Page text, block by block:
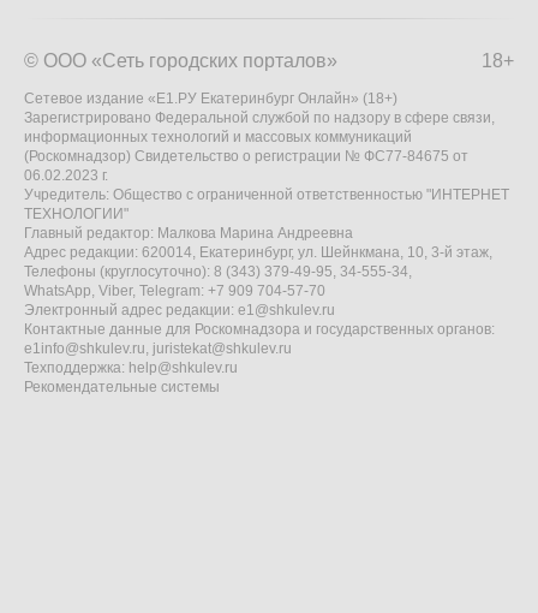
18+
© ООО «Сеть городских порталов»
Сетевое издание «Е1.РУ Екатеринбург Онлайн» (18+)
Зарегистрировано Федеральной службой по надзору в сфере связи,
информационных технологий и массовых коммуникаций
(Роскомнадзор) Свидетельство о регистрации № ФС77-84675 от
06.02.2023 г.
Учредитель: Общество с ограниченной ответственностью "ИНТЕРНЕТ
ТЕХНОЛОГИИ"
Главный редактор: Малкова Марина Андреевна
Адрес редакции: 620014, Екатеринбург, ул. Шейнкмана, 10, 3-й этаж,
Телефоны (круглосуточно): 8 (343) 379-49-95, 34-555-34,
WhatsApp, Viber, Telegram: +7 909 704-57-70
Электронный адрес редакции: e1@shkulev.ru
Контактные данные для Роскомнадзора и государственных органов:
e1info@shkulev.ru, juristekat@shkulev.ru
Техподдержка: help@shkulev.ru
Рекомендательные системы